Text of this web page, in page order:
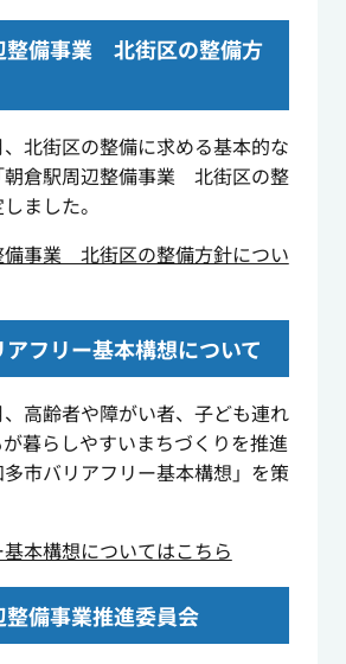
整備事業 北街区の整備方
北街区の整備に求める基本的な
朝倉駅周辺整備事業 北街区の整
ました。
備事業 北街区の整備方針につい
フリー基本構想について
高齢者や障がい者、子ども連れ
暮らしやすいまちづくりを推進
市バリアフリー基本構想」を策
本構想についてはこちら
備事業推進委員会